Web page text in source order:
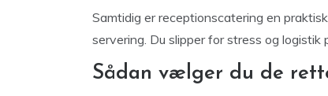
Samtidig er receptionscatering en
servering. Du slipper for stress og
Sådan vælger du de